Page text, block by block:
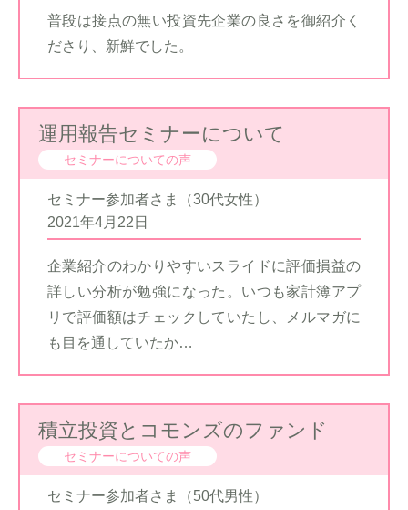
普段は接点の無い投資先企業の良さを御紹介く
ださり、新鮮でした。
運用報告セミナーについて
セミナーについての声
セミナー参加者さま（30代女性）
2021年4月22日
企業紹介のわかりやすいスライドに評価損益の
詳しい分析が勉強になった。いつも家計簿アプ
リで評価額はチェックしていたし、メルマガに
も目を通していたか…
積立投資とコモンズのファンド
セミナーについての声
セミナー参加者さま（50代男性）